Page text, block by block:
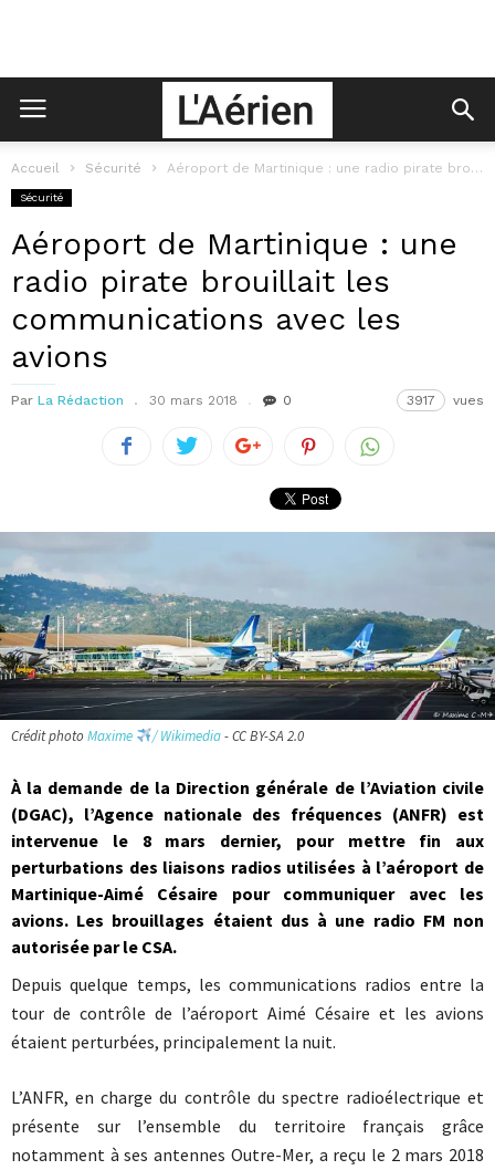
Accueil Sécurité Aéroport de Martinique : une radio pirate brouillait les communications avec les...
Sécurité
Aéroport de Martinique : une
radio pirate brouillait les
communications avec les
avions
Par La Rédaction 30 mars 2018 0 3917 vues
Crédit photoMaxime / Wikimedia- CC BY-SA 2.0
À la demande de la Direction générale de l’Aviation civile
(DGAC), l’Agence nationale des fréquences (ANFR) est
intervenue le 8 mars dernier, pour mettre fin aux
perturbations des liaisons radios utilisées à l’aéroport de
Martinique-Aimé Césaire pour communiquer avec les
avions. Les brouillages étaient dus à une radio FM non
autorisée par le CSA.
Depuis quelque temps, les communications radios entre la
tour de contrôle de l’aéroport Aimé Césaire et les avions
étaient perturbées, principalement la nuit.
L’ANFR, en charge du contrôle du spectre radioélectrique et
présente sur l’ensemble du territoire français grâce
notamment à ses antennes Outre-Mer, a reçu le 2 mars 2018